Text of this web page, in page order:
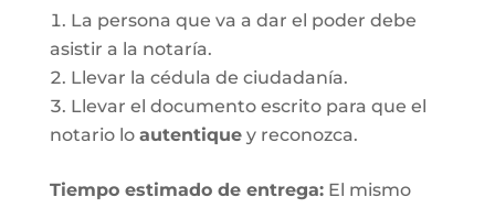
La persona que va a dar el poder debe
asistir a la notaría.
Llevar la cédula de ciudadanía.
Llevar el documento escrito para que el
notario lo autentiquey reconozca.
Tiempo estimado de entrega:El mismo